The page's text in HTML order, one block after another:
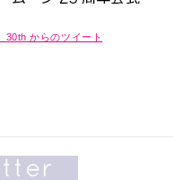
からのツイート